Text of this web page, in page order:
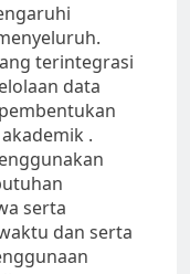
terintegrasi
data
.
serta
dan serta